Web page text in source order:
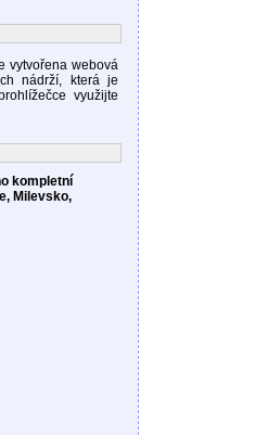
vytvořena webová
nádrží, která je
využijte
kompletní
Milevsko,